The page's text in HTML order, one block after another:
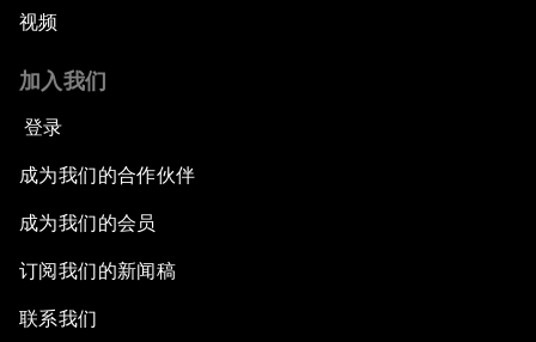
视频
加入我们
登录
成为我们的合作伙伴
成为我们的会员
订阅我们的新闻稿
联系我们